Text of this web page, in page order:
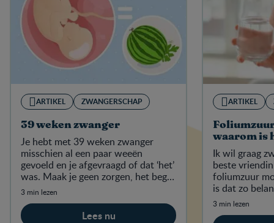
ARTIKEL ZWANGERSCHAP
39 weken zwanger
Je hebt met 39 weken zwanger
misschien al een paar weeën
gevoeld en je afgevraagd of dat ‘het’
was. Maak je geen zorgen, het begin
van de weeën zal je echt niet
3 min lezen
Lees nu
ARTIKEL
waarom is
Ik wil graag
beste
foliumzuur
is dat zo
3 min lezen